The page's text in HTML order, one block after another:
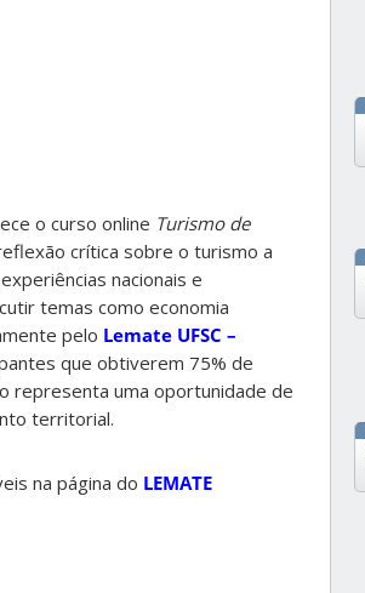
o curso online Turismo de
crítica sobre o turismo a
nacionais e
temas como economia
pelo Lemate UFSC –
que obtiverem 75% de
representa uma oportunidade de
territorial.
na página do LEMATE